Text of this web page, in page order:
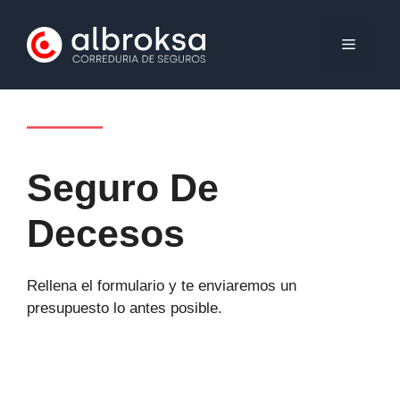
contenido
MENÚ
Seguro De
Decesos
Rellena el formulario y te enviaremos un
presupuesto lo antes posible.